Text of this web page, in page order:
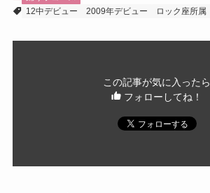
12中デビュー
2009年デビュー ロック座所属
この記事が気に入ったら
フォローしてね！